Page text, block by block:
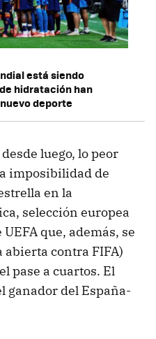
está siendo
hidratación han
deporte
luego, lo peor
imposibilidad de
en la
selección europea
que, además, se
contra FIFA)
pase a cuartos. El
ganador del España-